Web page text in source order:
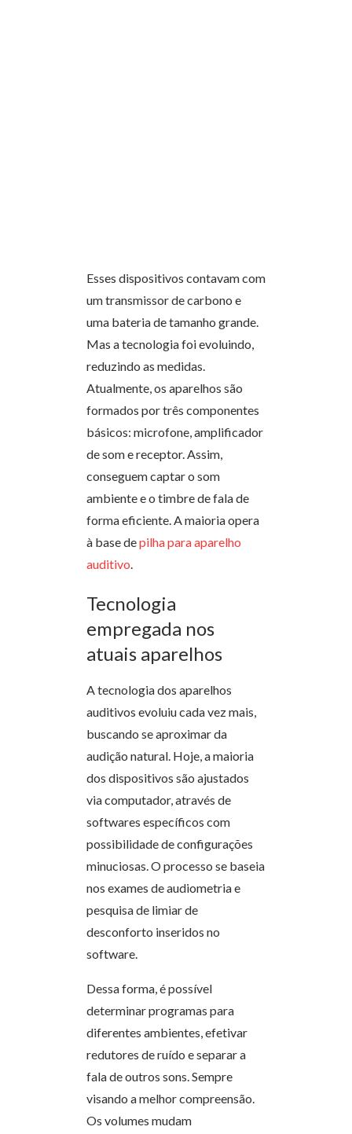
Esses dispositivos contavam com
um transmissor de carbono e
uma bateria de tamanho grande.
Mas a tecnologia foi evoluindo,
reduzindo as medidas.
Atualmente, os aparelhos são
formados por três componentes
básicos: microfone, amplificador
de som e receptor. Assim,
conseguem captar o som
ambiente e o timbre de fala de
forma eficiente. A maioria opera
à base depilha para aparelho
auditivo.
Tecnologia
empregada nos
atuais aparelhos
A tecnologia dos aparelhos
auditivos evoluiu cada vez mais,
buscando se aproximar da
audição natural. Hoje, a maioria
dos dispositivos são ajustados
via computador, através de
softwares específicos com
possibilidade de configurações
minuciosas. O processo se baseia
nos exames de audiometria e
pesquisa de limiar de
desconforto inseridos no
software.
Dessa forma, é possível
determinar programas para
diferentes ambientes, efetivar
redutores de ruído e separar a
fala de outros sons. Sempre
visando a melhor compreensão.
Os volumes mudam